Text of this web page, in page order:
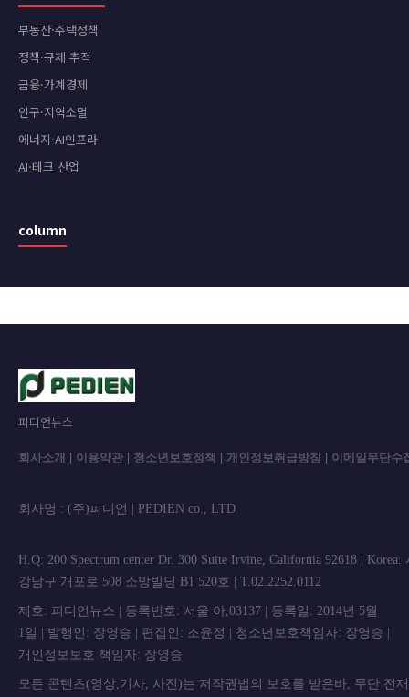
부동산·주택정책
정책·규제 추적
금융·가계경제
인구·지역소멸
에너지·AI인프라
AI·테크 산업
column
피디언뉴스
회사소개 이용약관 청소년보호정책 개인정보취급방침 이메일무단수
회사명 : (주)피디언 | PEDIEN co.,
H.Q: 200 Spectrum center Dr. 300 Suite Irvine, California 92618 | Korea:
강남구 개포로 508 소망빌딩 B1 520호 | T.02.2252.0112
제호: 피디언뉴스 | 등록번호: 서울 아,03137 | 등록일: 2014년 5월
1일 | 발행인: 장영승 | 편집인: 조윤정 | 청소년보호책임자: 장영승 |
개인정보보호 책임자: 장영승
모든 콘텐츠(영상,기사, 사진)는 저작권법의 보호를 받은바, 무단 전